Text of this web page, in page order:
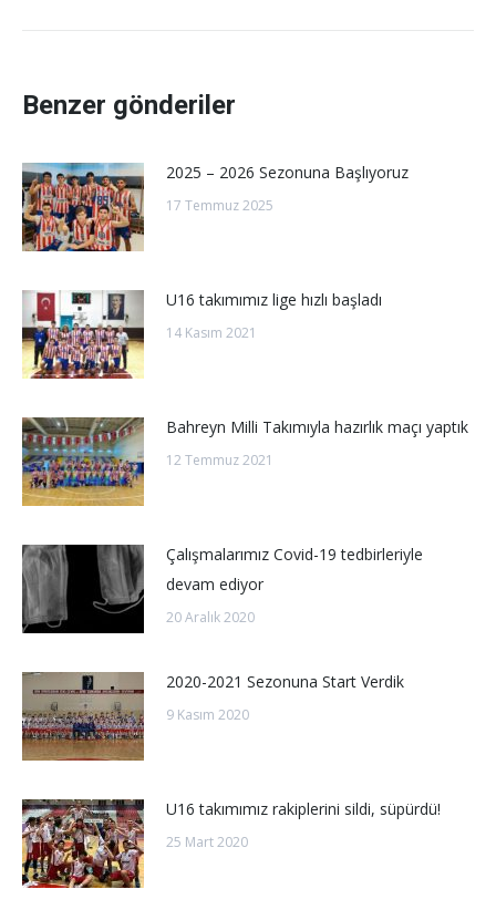
Benzer gönderiler
2025 – 2026 Sezonuna Başlıyoruz
17 Temmuz 2025
U16 takımımız lige hızlı başladı
14 Kasım 2021
Bahreyn Milli Takımıyla hazırlık maçı yaptık
12 Temmuz 2021
Çalışmalarımız Covid-19 tedbirleriyle
devam ediyor
20 Aralık 2020
2020-2021 Sezonuna Start Verdik
9 Kasım 2020
U16 takımımız rakiplerini sildi, süpürdü!
25 Mart 2020